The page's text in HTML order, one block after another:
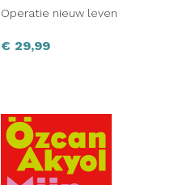
Operatie nieuw leven
€ 29,99